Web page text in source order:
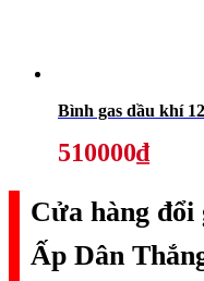
Bình gas dầu khí
510000₫
Cửa hàng đổi
Ấp Dân